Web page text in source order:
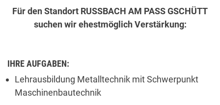
Für den Standort RUSSBACH AM PASS GSCHÜTT
suchen wir ehestmöglich Verstärkung:
IHRE AUFGABEN:
Lehrausbildung Metalltechnik mit Schwerpunkt
Maschinenbautechnik